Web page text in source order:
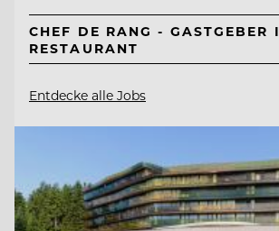
CHEF DE RANG - GASTGEBER
RESTAURANT
Entdecke alle Jobs